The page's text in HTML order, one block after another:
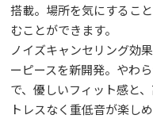
搭載。場所を気にするこ
むことができます。
ノイズキャンセリング効
ーピースを新開発。やわ
で、優しいフィット感と
トレスなく重低音が楽しめ